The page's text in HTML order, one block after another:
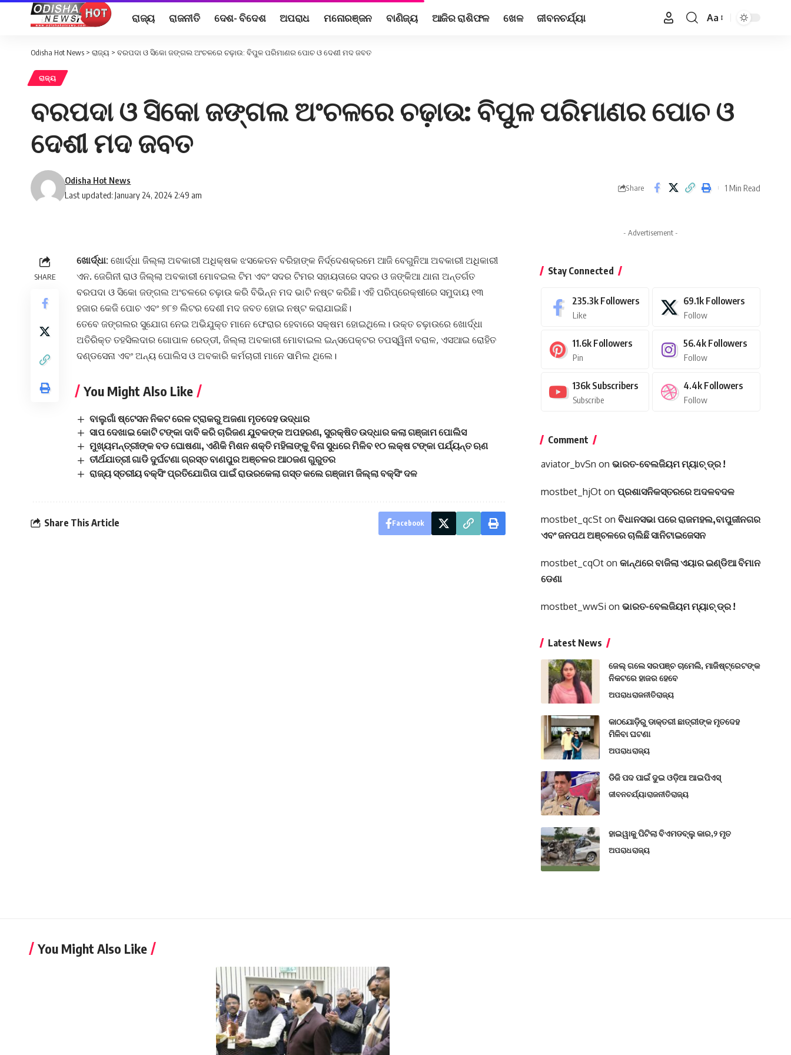
ରାଜ୍ୟ ରାଜନୀତି ଦେଶ- ବିଦେଶ ଅପରାଧ ମନୋରଞ୍ଜନ ବାଣିଜ୍ୟ ଆଜିର ରାଶିଫଳ ଖେଳ ଜୀବନଚର୍ଯ୍ୟା
Font
Aa
Odisha Hot News > ରାଜ୍ୟ > ବରପଦା ଓ ସିକୋ ଜଙ୍ଗଲ ଅଂଚଳରେ ଚଢ଼ାଉ: ବିପୁଳ ପରିମାଣର ପୋଚ ଓ ଦେଶୀ ମଦ ଜବତ
ରାଜ୍ୟ
ବରପଦା ଓ ସିକୋ ଜଙ୍ଗଲ ଅଂଚଳରେ ଚଢ଼ାଉ: ବିପୁଳ ପରିମାଣର ପୋଚ ଓ
ଦେଶୀ ମଦ ଜବତ
Last updated: January 24, 2024 2:49 am
Odisha Hot News
Share 1 Min Read
SHARE
ଖୋର୍ଦ୍ଧା: ଖୋର୍ଦ୍ଧା ଜିଲ୍ଲା ଅବକାରୀ ଅଧିକ୍ଷକ ଝସକେତନ ବରିହାଙ୍କ ନିର୍ଦ୍ଦେଶକ୍ରମେ ଆଜି ବେଗୁନିଆ ଅବକାରୀ ଅଧିକାରୀ
ଏନ. ଜେଗିନୀ ରାଓ ଜିଲ୍ଲା ଅବକାରୀ ମୋବଇଲ ଟିମ ଏବଂ ସଦର ଟିମର ସହାୟତାରେ ସଦର ଓ ଜଙ୍କିଆ ଥାନା ଅନ୍ତର୍ଗତ
ବରପଦା ଓ ସିକୋ ଜଙ୍ଗଲ ଅଂଚଳରେ ଚଢ଼ାଉ କରି ବିଭିନ୍ନ ମଦ ଭାଟି ନଷ୍ଟ କରିଛି। ଏହି ପରିପ୍ରେକ୍ଷୀରେ ସମୁଦାୟ ୧୩
ହଜାର କେଜି ପୋଚ ଏବଂ ୭୮୭ ଲିଟର ଦେଶୀ ମଦ ଜବତ ହୋଇ ନଷ୍ଟ କରାଯାଇଛି।
ତେବେ ଜଙ୍ଗଲର ସୁଯୋଗ ନେଇ ଅଭିଯୁକ୍ତ ମାନେ ଫେରାର ହେବାରେ ସକ୍ଷମ ହୋଇଥିଲେ। ଉକ୍ତ ଚଢ଼ାଉରେ ଖୋର୍ଦ୍ଧା
ଅତିରିକ୍ତ ତହସିଲଦାର ଗୋପାଳ ରେଡ୍ଡୀ, ଜିଲ୍ଲା ଅବକାରୀ ମୋବାଇଲ ଇନ୍ସପେକ୍ଟର ତପସ୍ୱିନୀ ବରାଳ, ଏସଆଇ ରୋହିତ
ଦଣ୍ଡସେନା ଏବଂ ଅନ୍ୟ ପୋଲିସ ଓ ଅବକାରି କର୍ମଚାରୀ ମାନେ ସାମିଲ ଥିଲେ।
You Might Also Like
ବାଲୁଗାଁ ଷ୍ଟେସନ ନିକଟ ରେଳ ଟ୍ରାକରୁ ଅଜଣା ମୃତଦେହ ଉଦ୍ଧାର
ସାପ ଦେଖାଇ କୋଟି ଟଙ୍କା ଦାବି କରି ଚାରିଜଣ ଯୁବକଙ୍କ ଅପହରଣ, ସୁରକ୍ଷିତ ଉଦ୍ଧାର କଲା ଗଞ୍ଜାମ ପୋଲିସ
ମୁଖ୍ୟମନ୍ତ୍ରୀଙ୍କ ବଡ ଘୋଷଣା, ଏଣିକି ମିଶନ ଶକ୍ତି ମହିଳାଙ୍କୁ ବିନା ସୁଧରେ ମିଳିବ ୧୦ ଲକ୍ଷ ଟଙ୍କା ପର୍ଯ୍ୟନ୍ତ ଋଣ
ତୀର୍ଥଯାତ୍ରୀ ଗାଡି ଦୁର୍ଘଟଣା ଗ୍ରସ୍ତ ବାଣପୁର ଅଞ୍ଚଳର ଆଠଜଣ ଗୁରୁତର
ରାଜ୍ୟ ସ୍ତରୀୟ ବକ୍ସିଂ ପ୍ରତିଯୋଗିତା ପାଇଁ ରାଉରକେଲା ଗସ୍ତ କଲେ ଗଞ୍ଜାମ ଜିଲ୍ଲା ବକ୍ସିଂ ଦଳ
Share This Article Facebook
- Advertisement -
Stay Connected
235.3k Followers
Like
69.1k Followers
Follow
11.6k Followers
Pin
56.4k Followers
Follow
136k Subscribers
Subscribe
4.4k Followers
Follow
Comment
aviator_bvSn on ଭାରତ-ବେଲଜିୟମ ମ୍ୟାଚ୍ ଡ୍ର !
mostbet_hjOton ପ୍ରଶାସନିକସ୍ତରରେ ଅଦଳବଦଳ
mostbet_qcSton ବିଧାନସଭା ପରେ ରାଜମହଲ,ବାପୁଜୀନଗର
ଏବଂ ଜନପଥ ଅଞ୍ଚଳରେ ଚାଲିଛି ସାନିଟାଇଜେସନ
mostbet_cqOton କାନ୍ଥରେ ବାଜିଲା ଏୟାର ଇଣ୍ଡିଆ ବିମାନ
ଡେଣା
mostbet_wwSi on ଭାରତ-ବେଲଜିୟମ ମ୍ୟାଚ୍ ଡ୍ର !
Latest News
ଜେଲ୍ ଗଲେ ସରପଞ୍ଚ ଚାମେଲି, ମାଜିଷ୍ଟ୍ରେଟଙ୍କ
ନିକଟରେ ହାଜର ହେବେ
ଅପରାଧରାଜନୀତିରାଜ୍ୟ
କାଠଯୋଡ଼ିରୁ ଡାକ୍ତରୀ ଛାତ୍ରୀଙ୍କ ମୃତଦେହ
ମିଳିବା ଘଟଣା
ଅପରାଧରାଜ୍ୟ
ଡିଜି ପଦ ପାଇଁ ଦୁଇ ଓଡ଼ିଆ ଆଇପିଏସ୍
ଜୀବନଚର୍ଯ୍ୟାରାଜନୀତିରାଜ୍ୟ
ହାଇୱାକୁ ପିଟିଲା ବିଏମଡବ୍ଲୁ କାର,୨ ମୃତ
ଅପରାଧରାଜ୍ୟ
You Might Also Like